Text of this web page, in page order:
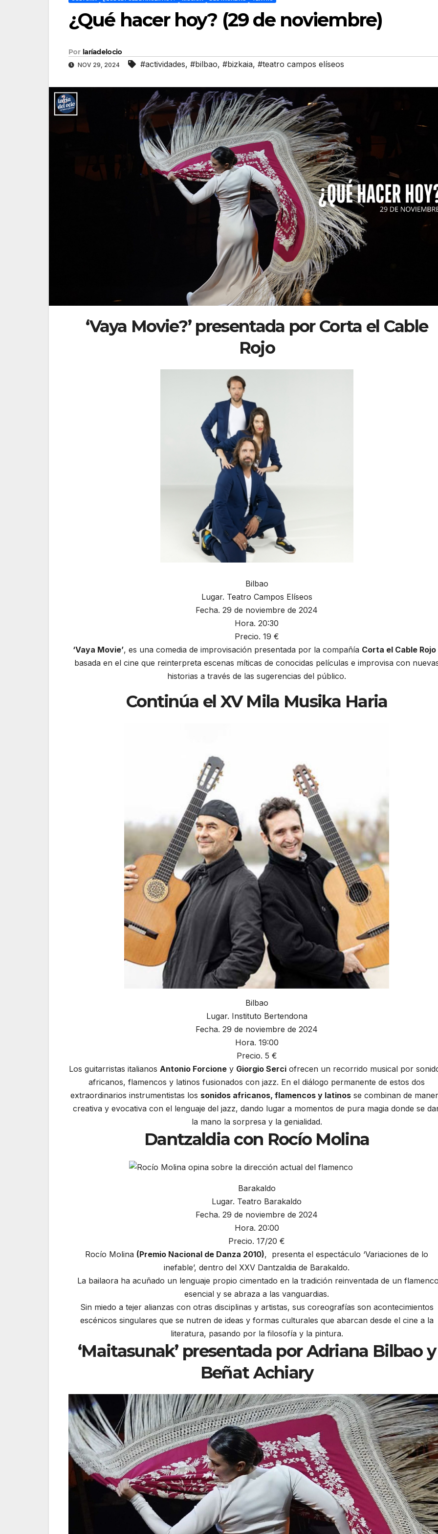
¿Qué hacer hoy? (29 de noviembre)
Por laríadelocio
NOV 29, 2024 #actividades, #bilbao, #bizkaia, #teatro campos elíseos
‘Vaya Movie?’ presentada por Corta el Cable
Rojo
Bilbao
Lugar. Teatro Campos Elíseos
Fecha.29 de noviembre de 2024
Hora.20:30
Precio. 19 €
‘Vaya Movie’, es una comedia de improvisación presentada por la compañía Corta el Cable Rojo
basada en el cine que reinterpreta escenas míticas de conocidas películas e improvisa con
historias a través de las sugerencias del público.
Continúa el XV Mila Musika Haria
Bilbao
Lugar. Instituto Bertendona
Fecha.29 de noviembre de 2024
Hora. 19:00
Precio. 5 €
Los guitarristas italianos Antonio Forcione y Giorgio Serci ofrecen un recorrido musical por
africanos, flamencos y latinos fusionados con jazz. En el diálogo permanente de estos dos
extraordinarios instrumentistas los sonidos africanos, flamencos y latinos se combinan de
creativa y evocativa con el lenguaje del jazz, dando lugar a momentos de pura magia donde se
la mano la sorpresa y la genialidad.
Dantzaldia con Rocío Molina
Barakaldo
Lugar. Teatro Barakaldo
Fecha.29 de noviembre de 2024
Hora. 20:00
Precio.17/20 €
Rocío Molina (Premio Nacional de Danza 2010), presenta el espectáculo ‘Variaciones de lo
inefable’, dentro del XXV Dantzaldia de Barakaldo.
La bailaora ha acuñado un lenguaje propio cimentado en la tradición reinventada de un
esencial y se abraza a las vanguardias.
Sin miedo a tejer alianzas con otras disciplinas y artistas, sus coreografías son acontecimientos
escénicos singulares que se nutren de ideas y formas culturales que abarcan desde el cine a la
literatura, pasando por la filosofía y la pintura.
‘Maitasunak’ presentada por Adriana Bilbao y
Beñat Achiary